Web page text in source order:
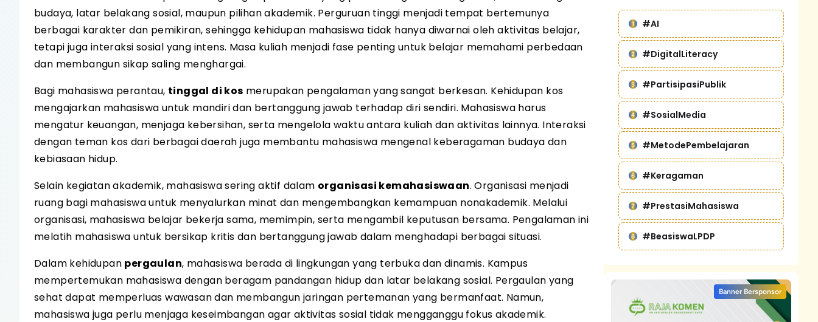
budaya, latar belakang sosial, maupun pilihan akademik. Perguruan tinggi menjadi tempat bertemunya
berbagai karakter dan pemikiran, sehingga kehidupan mahasiswa tidak hanya diwarnai oleh aktivitas belajar,
tetapi juga interaksi sosial yang intens. Masa kuliah menjadi fase penting untuk belajar memahami perbedaan
dan membangun sikap saling menghargai.
Bagi mahasiswa perantau, tinggal di kos merupakan pengalaman yang sangat berkesan. Kehidupan kos
mengajarkan mahasiswa untuk mandiri dan bertanggung jawab terhadap diri sendiri. Mahasiswa harus
mengatur keuangan, menjaga kebersihan, serta mengelola waktu antara kuliah dan aktivitas lainnya. Interaksi
dengan teman kos dari berbagai daerah juga membantu mahasiswa mengenal keberagaman budaya dan
kebiasaan hidup.
Selain kegiatan akademik, mahasiswa sering aktif dalam organisasi kemahasiswaan. Organisasi menjadi
ruang bagi mahasiswa untuk menyalurkan minat dan mengembangkan kemampuan nonakademik. Melalui
organisasi, mahasiswa belajar bekerja sama, memimpin, serta mengambil keputusan bersama. Pengalaman ini
melatih mahasiswa untuk bersikap kritis dan bertanggung jawab dalam menghadapi berbagai situasi.
Dalam kehidupan pergaulan, mahasiswa berada di lingkungan yang terbuka dan dinamis. Kampus
mempertemukan mahasiswa dengan beragam pandangan hidup dan latar belakang sosial. Pergaulan yang
sehat dapat memperluas wawasan dan membangun jaringan pertemanan yang bermanfaat. Namun,
mahasiswa juga perlu menjaga keseimbangan agar aktivitas sosial tidak mengganggu fokus akademik.
#AI
#DigitalLiteracy
#PartisipasiPublik
#SosialMedia
#MetodePembelajaran
#Keragaman
#PrestasiMahasiswa
#BeasiswaLPDP
Banner Bersponsor